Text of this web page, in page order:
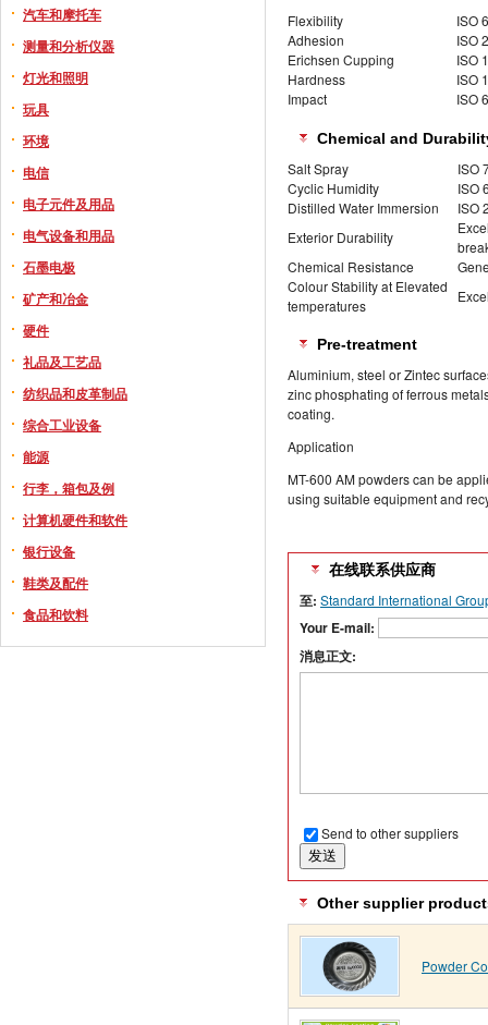
汽车和摩托车
测量和分析仪器
灯光和照明
玩具
环境
电信
电子元件及用品
电气设备和用品
石墨电极
矿产和冶金
硬件
礼品及工艺品
纺织品和皮革制品
综合工业设备
能源
行李，箱包及例
计算机硬件和软件
银行设备
鞋类及配件
食品和饮料
Flexibility
ISO
Adhesion
ISO
Erichsen Cupping
ISO
Hardness
ISO
Impact
ISO
Chemical and
Salt Spray
ISO
Cyclic Humidity
ISO
Distilled Water Immersion
ISO
Exterior Durability
Chemical Resistance
Colour Stability at Elevated
temperatures
Pre-treatment
Aluminium, steel or Zintec
zinc phosphating of ferrous
coating.
Application
MT-600 AM powders can be
using suitable equipment and
在线联系供应商
至: Standard International
Your E-mail:
消息正文:
Send to other suppliers
Other supplier
Powder